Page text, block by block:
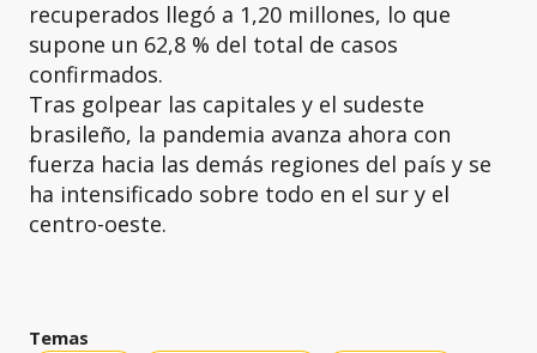
recuperados llegó a 1,20 millones, lo que
supone un 62,8 % del total de casos
confirmados.
Tras golpear las capitales y el sudeste
brasileño, la pandemia avanza ahora con
fuerza hacia las demás regiones del país y se
ha intensificado sobre todo en el sur y el
centro-oeste.
Temas